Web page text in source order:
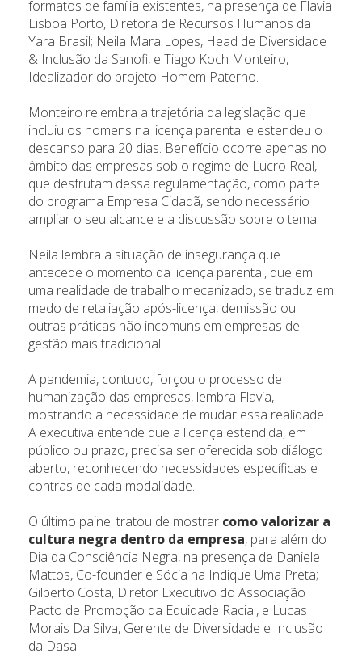
formatos de família existentes, na presença de Flavia
Lisboa Porto, Diretora de Recursos Humanos da
Yara Brasil; Neila Mara Lopes, Head de Diversidade
& Inclusão da Sanofi, e Tiago Koch Monteiro,
Idealizador do projeto Homem Paterno.
Monteiro relembra a trajetória da legislação que
incluiu os homens na licença parental e estendeu o
descanso para 20 dias. Benefício ocorre apenas no
âmbito das empresas sob o regime de Lucro Real,
que desfrutam dessa regulamentação, como parte
do programa Empresa Cidadã, sendo necessário
ampliar o seu alcance e a discussão sobre o tema.
Neila lembra a situação de insegurança que
antecede o momento da licença parental, que em
uma realidade de trabalho mecanizado, se traduz em
medo de retaliação após-licença, demissão ou
outras práticas não incomuns em empresas de
gestão mais tradicional.
A pandemia, contudo, forçou o processo de
humanização das empresas, lembra Flavia,
mostrando a necessidade de mudar essa realidade.
A executiva entende que a licença estendida, em
público ou prazo, precisa ser oferecida sob diálogo
aberto, reconhecendo necessidades específicas e
contras de cada modalidade.
O último painel tratou de mostrar como valorizar a
cultura negra dentro da empresa, para além do
Dia da Consciência Negra, na presença de Daniele
Mattos, Co-founder e Sócia na Indique Uma Preta;
Gilberto Costa, Diretor Executivo do Associação
Pacto de Promoção da Equidade Racial, e Lucas
Morais Da Silva, Gerente de Diversidade e Inclusão
da Dasa